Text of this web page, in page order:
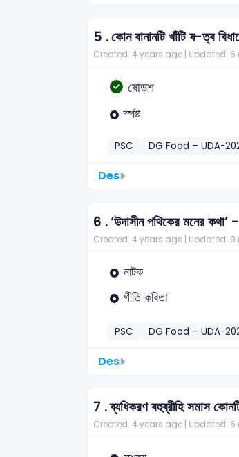
5 .কোন বানানটি খাঁটি ষ-ত্ব
Created: 4 years ago | Updated: 6
ষোড়শ
স্পষ্ট
PSC DG Food – UDA-
Des
6 .‘উদাসীন পথিকের মনের
Created: 4 years ago | Updated: 9
নাটক
গীতি কবিতা
PSC DG Food – UDA-
Des
7 .ব্যধিকরণ বহুব্রীহি সমাস
Created: 4 years ago | Updated: 6